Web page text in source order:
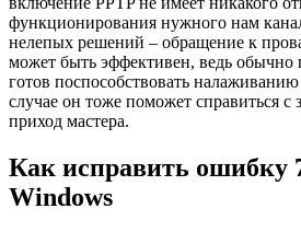
функционирования нужного нам
нелепых решений – обращение к
может быть эффективен, ведь обычно
готов поспособствовать
случае он тоже поможет справиться с
приход мастера.
Как исправить ошибку
Windows